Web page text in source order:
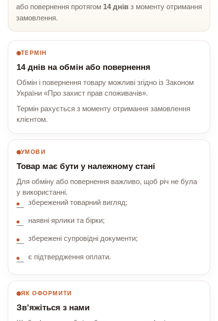
або повернення протягом 14 днів з моменту отримання
замовлення.
ТЕРМІН
14 днів на обмін або повернення
Обмін і повернення товару можливі згідно із Законом
України «Про захист прав споживачів».
Термін рахується з моменту отримання замовлення
клієнтом.
УМОВИ
Товар має бути у належному стані
Для обміну або повернення важливо, щоб річ не була
у використанні.
збережений товарний вигляд;
наявні ярлики та бірки;
збережені супровідні документи;
є підтвердження оплати.
ЯК ОФОРМИТИ
Зв’яжіться з нами